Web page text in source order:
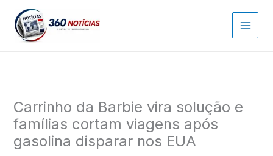
para
conteúdo
Carrinho da Barbie vira solução e
famílias cortam viagens após
gasolina disparar nos EUA